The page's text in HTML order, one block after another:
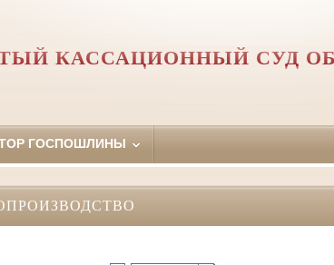
КАССАЦИОННЫЙ СУД
ГОСПОШЛИНЫ